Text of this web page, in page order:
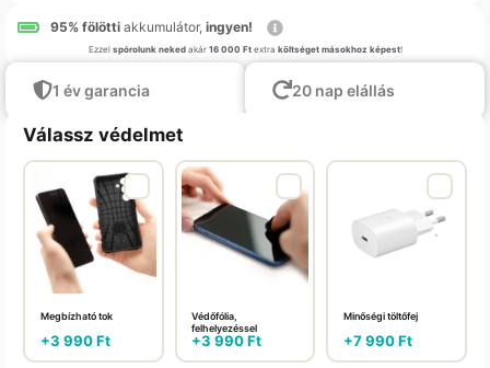
95% fölötti akkumulátor, ingyen!
Ezzel spórolunk nekedakár 16 000 Ftextra költséget másokhoz képest!
1 év garancia 20 nap elállás
Válassz védelmet
Megbízható tok
+3 990Ft
Védőfólia,
felhelyezéssel
+3 990Ft
Minőségi töltőfej
+7 990Ft